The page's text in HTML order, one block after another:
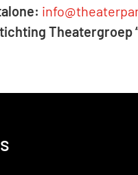
Theatergroep